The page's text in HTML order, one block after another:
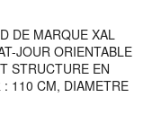
DE MARQUE XAL
JOUR ORIENTABLE
STRUCTURE EN
110 CM, DIAMETRE